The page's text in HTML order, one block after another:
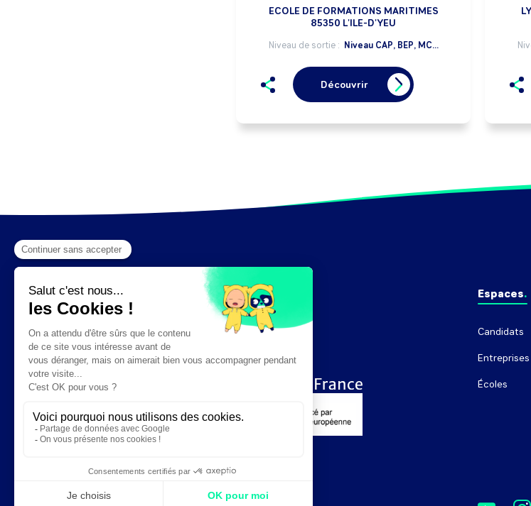
ECOLE DE FORMATIONS MARITIMES
85350 L'ILE-D'YEU
Niveau de sortie : Niveau CAP, BEP, MC...
Découvrir
Espaces
Candidats
Entreprises
Écoles